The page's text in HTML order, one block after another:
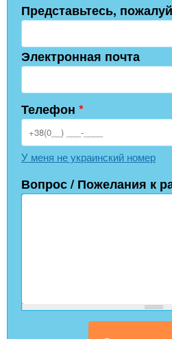
Представьтесь,
Электронная почта
Телефон *
У меня не украинский номер
Вопрос / Пожелания к